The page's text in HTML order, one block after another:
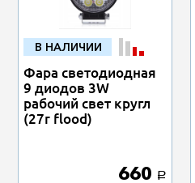
В НАЛИЧИИ
Фара светодиодная
9 диодов 3W
рабочий свет кругл
(27r flood)
660 a